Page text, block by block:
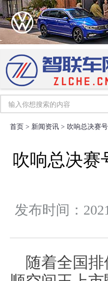
首页 > 新闻资讯 > 吹响总决赛
吹响总决赛
发布时间：
随着全国